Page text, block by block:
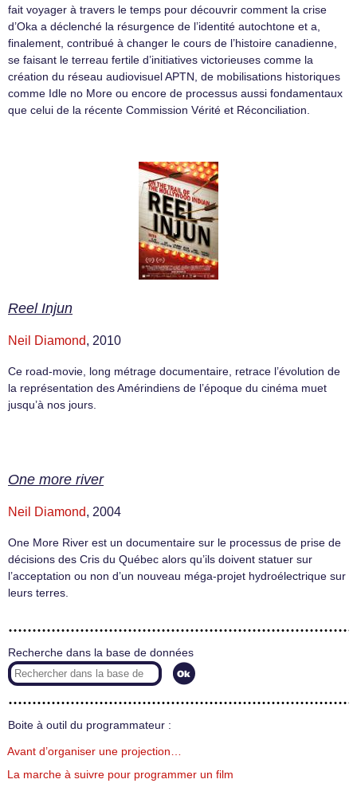
fait voyager à travers le temps pour découvrir comment la crise
d’Oka a déclenché la résurgence de l’identité autochtone et a,
finalement, contribué à changer le cours de l’histoire canadienne,
se faisant le terreau fertile d’initiatives victorieuses comme la
création du réseau audiovisuel APTN, de mobilisations historiques
comme Idle no More ou encore de processus aussi fondamentaux
que celui de la récente Commission Vérité et Réconciliation.
Reel Injun
Neil Diamond, 2010
Ce road-movie, long métrage documentaire, retrace l’évolution de
la représentation des Amérindiens de l’époque du cinéma muet
jusqu’à nos jours.
One more river
Neil Diamond, 2004
One More River est un documentaire sur le processus de prise de
décisions des Cris du Québec alors qu’ils doivent statuer sur
l’acceptation ou non d’un nouveau méga-projet hydroélectrique sur
leurs terres.
Recherche dans la base de données
Boite à outil du programmateur :
Avant d’organiser une projection…
La marche à suivre pour programmer un film